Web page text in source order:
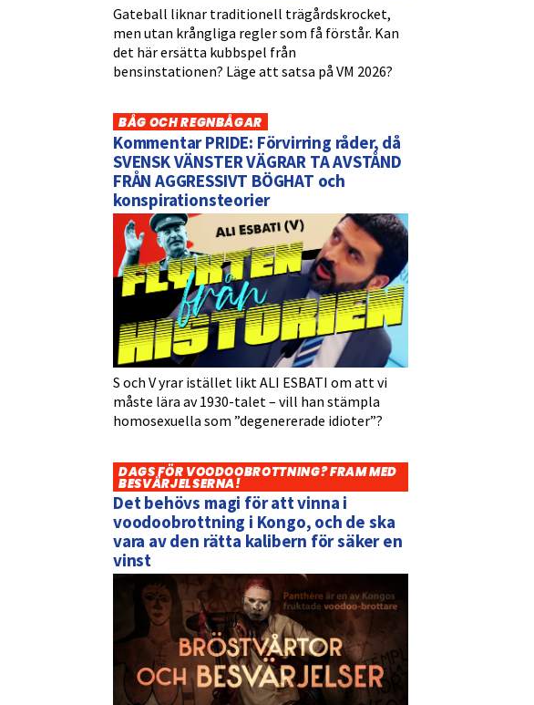
Gateball liknar traditionell trägårdskrocket,
men utan krångliga regler som få förstår. Kan
det här ersätta kubbspel från
bensinstationen? Läge att satsa på VM 2026?
BÅG OCH REGNBÅGAR
Kommentar PRIDE: Förvirring råder, då
SVENSK VÄNSTER VÄGRAR TA AVSTÅND
FRÅN AGGRESSIVT BÖGHAT och
konspirationsteorier
S och V yrar istället likt ALI ESBATI om att vi
måste lära av 1930-talet – vill han stämpla
homosexuella som ”degenererade idioter”?
DAGS FÖR VOODOOBROTTNING? FRAM MED
BESVÄRJELSERNA!
Det behövs magi för att vinna i
voodoobrottning i Kongo, och de ska
vara av den rätta kalibern för säker en
vinst